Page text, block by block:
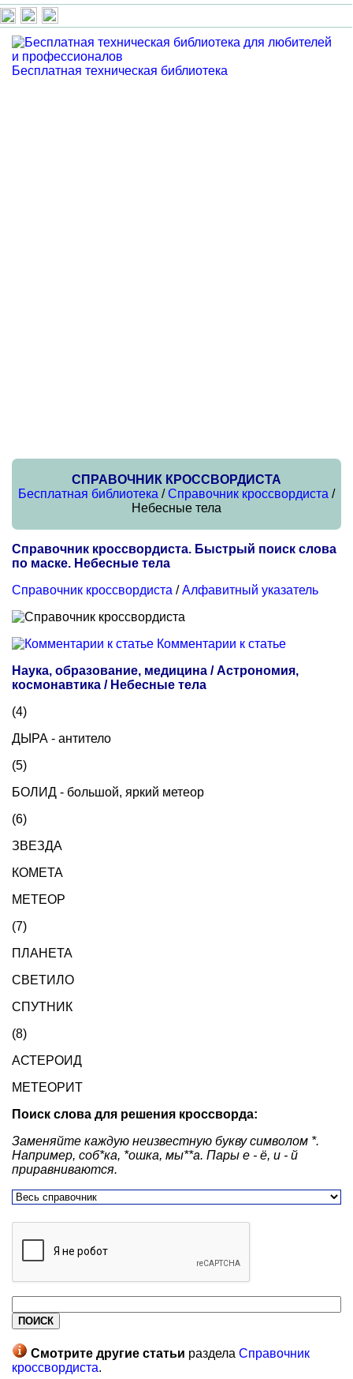
Бесплатная техническая библиотека
СПРАВОЧНИК КРОССВОРДИСТА
Бесплатная библиотека /Справочник кроссвордиста /
Небесные тела
Справочник кроссвордиста. Быстрый поиск слова
по маске. Небесные тела
Справочник кроссвордиста /Алфавитный указатель
Комментарии к статье
Наука, образование, медицина / Астрономия,
космонавтика / Небесные тела
(4)
ДЫРА - антитело
(5)
БОЛИД - большой, яркий метеор
(6)
ЗВЕЗДА
КОМЕТА
МЕТЕОР
(7)
ПЛАНЕТА
СВЕТИЛО
СПУТНИК
(8)
АСТЕРОИД
МЕТЕОРИТ
Поиск слова для решения кроссворда:
Заменяйте каждую неизвестную букву символом *.
Например, соб*ка, *ошка, мы**а. Пары е - ё, и - й
приравниваются.
Смотрите другие статьи раздела Справочник
кроссвордиста.